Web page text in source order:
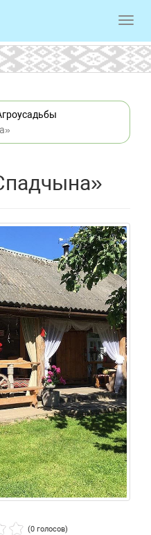
(0 голосов)